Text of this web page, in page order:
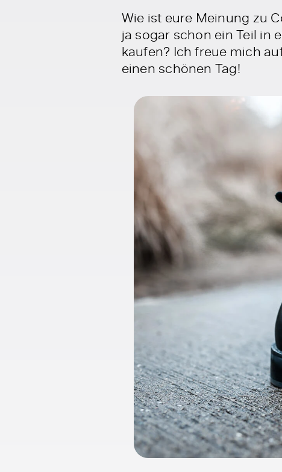
Wie ist eure Meinung zu
ja sogar schon ein Teil in
kaufen? Ich freue mich
einen schönen Tag!